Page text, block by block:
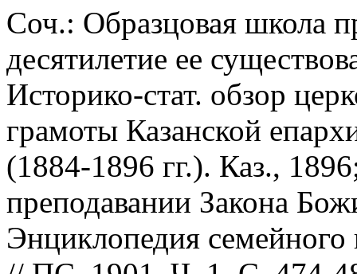
Соч.: Образцовая школа
десятилетие ее
Историко-стат. обзор
грамоты Казанской
(1884-1896 гг.). Каз.,
преподавании Закона
Энциклопедия